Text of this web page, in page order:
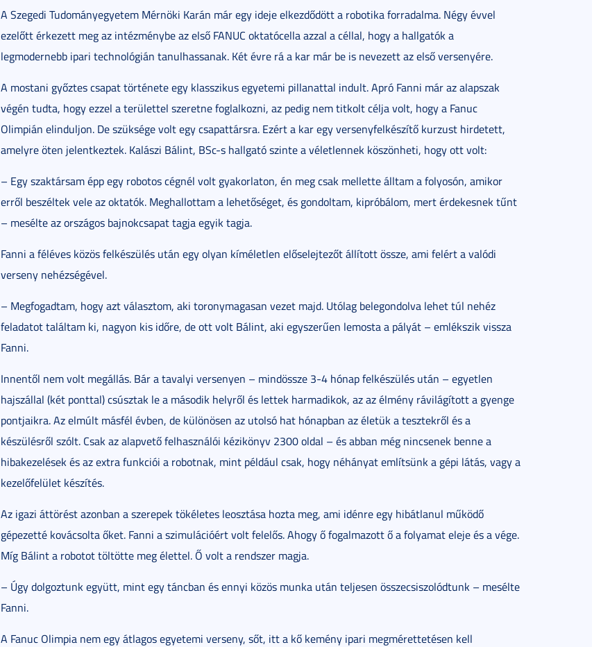
A Szegedi Tudományegyetem Mérnöki Karán már egy ideje elkezdődött a robotika forradalma. Négy évvel
ezelőtt érkezett meg az intézménybe az első FANUC oktatócella azzal a céllal, hogy a hallgatók a
legmodernebb ipari technológián tanulhassanak. Két évre rá a kar már be is nevezett az első versenyére.
A mostani győztes csapat története egy klasszikus egyetemi pillanattal indult. Apró Fanni már az alapszak
végén tudta, hogy ezzel a területtel szeretne foglalkozni, az pedig nem titkolt célja volt, hogy a Fanuc
Olimpián elinduljon. De szüksége volt egy csapattársra. Ezért a kar egy versenyfelkészítő kurzust hirdetett,
amelyre öten jelentkeztek. Kalászi Bálint, BSc-s hallgató szinte a véletlennek köszönheti, hogy ott volt:
– Egy szaktársam épp egy robotos cégnél volt gyakorlaton, én meg csak mellette álltam a folyosón, amikor
erről beszéltek vele az oktatók. Meghallottam a lehetőséget, és gondoltam, kipróbálom, mert érdekesnek tűnt
– mesélte az országos bajnokcsapat tagja egyik tagja.
Fanni a féléves közös felkészülés után egy olyan kíméletlen előselejtezőt állított össze, ami felért a valódi
verseny nehézségével.
– Megfogadtam, hogy azt választom, aki toronymagasan vezet majd. Utólag belegondolva lehet túl nehéz
feladatot találtam ki, nagyon kis időre, de ott volt Bálint, aki egyszerűen lemosta a pályát – emlékszik vissza
Fanni.
Innentől nem volt megállás. Bár a tavalyi versenyen – mindössze 3-4 hónap felkészülés után – egyetlen
hajszállal (két ponttal) csúsztak le a második helyről és lettek harmadikok, az az élmény rávilágított a gyenge
pontjaikra. Az elmúlt másfél évben, de különösen az utolsó hat hónapban az életük a tesztekről és a
készülésről szólt. Csak az alapvető felhasználói kézikönyv 2300 oldal – és abban még nincsenek benne a
hibakezelések és az extra funkciói a robotnak, mint például csak, hogy néhányat említsünk a gépi látás, vagy a
kezelőfelület készítés.
Az igazi áttörést azonban a szerepek tökéletes leosztása hozta meg, ami idénre egy hibátlanul működő
gépezetté kovácsolta őket. Fanni a szimulációért volt felelős. Ahogy ő fogalmazott ő a folyamat eleje és a vége.
Míg Bálint a robotot töltötte meg élettel. Ő volt a rendszer magja.
– Úgy dolgoztunk együtt, mint egy táncban és ennyi közös munka után teljesen összecsiszolódtunk – mesélte
Fanni.
A Fanuc Olimpia nem egy átlagos egyetemi verseny, sőt, itt a kő kemény ipari megmérettetésen kell